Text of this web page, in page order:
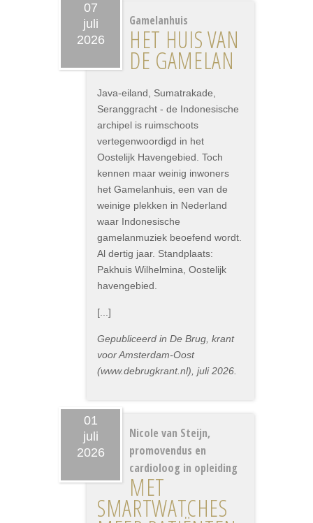
07
juli
2026
Gamelanhuis
HET HUIS VAN
DE GAMELAN
Java-eiland, Sumatrakade,
Seranggracht - de Indonesische
archipel is ruimschoots
vertegenwoordigd in het
Oostelijk Havengebied. Toch
kennen maar weinig inwoners
het Gamelanhuis, een van de
weinige plekken in Nederland
waar Indonesische
gamelanmuziek beoefend wordt.
Al dertig jaar. Standplaats:
Pakhuis Wilhelmina, Oostelijk
havengebied.
[...]
Gepubliceerd in De Brug, krant
voor Amsterdam-Oost
(www.debrugkrant.nl), juli 2026.
01
juli
2026
Nicole van Steijn,
promovendus en
cardioloog in opleiding
MET
SMARTWATCHES